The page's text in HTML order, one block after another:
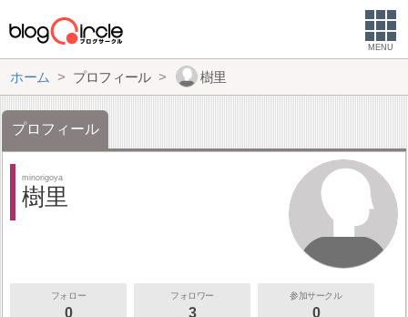
MENU
ホーム プロフィール 樹里
プロフィール
minorigoya
樹里
フォロー
0
フォロワー
3
参加サークル
0